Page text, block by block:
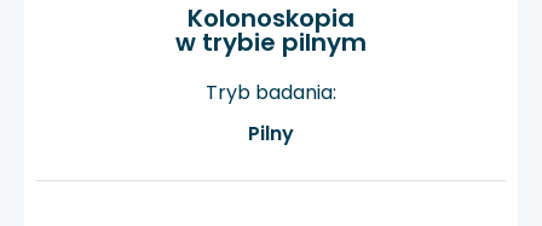
Kolonoskopia
w trybie pilnym
Tryb badania:
Pilny